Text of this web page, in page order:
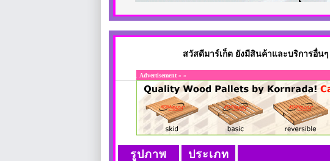
สวัสดีมาร์เก็ต ยังมีสินค้าและบริการอื่น
Advertisement» »
รูปภาพ ประเภท